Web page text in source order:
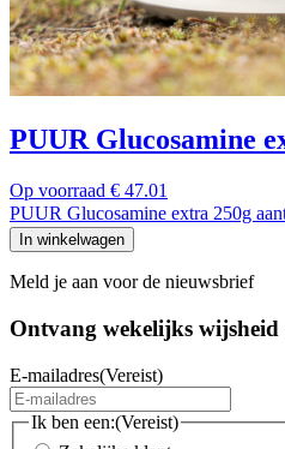
PUUR Glucosamine
Op voorraad € 47.01
PUUR Glucosamine extra 250g
In winkelwagen
Meld je aan voor de nieuwsbrief
Ontvang wekelijks wijsheid
E-mailadres(Vereist)
Ik ben een:(Vereist)